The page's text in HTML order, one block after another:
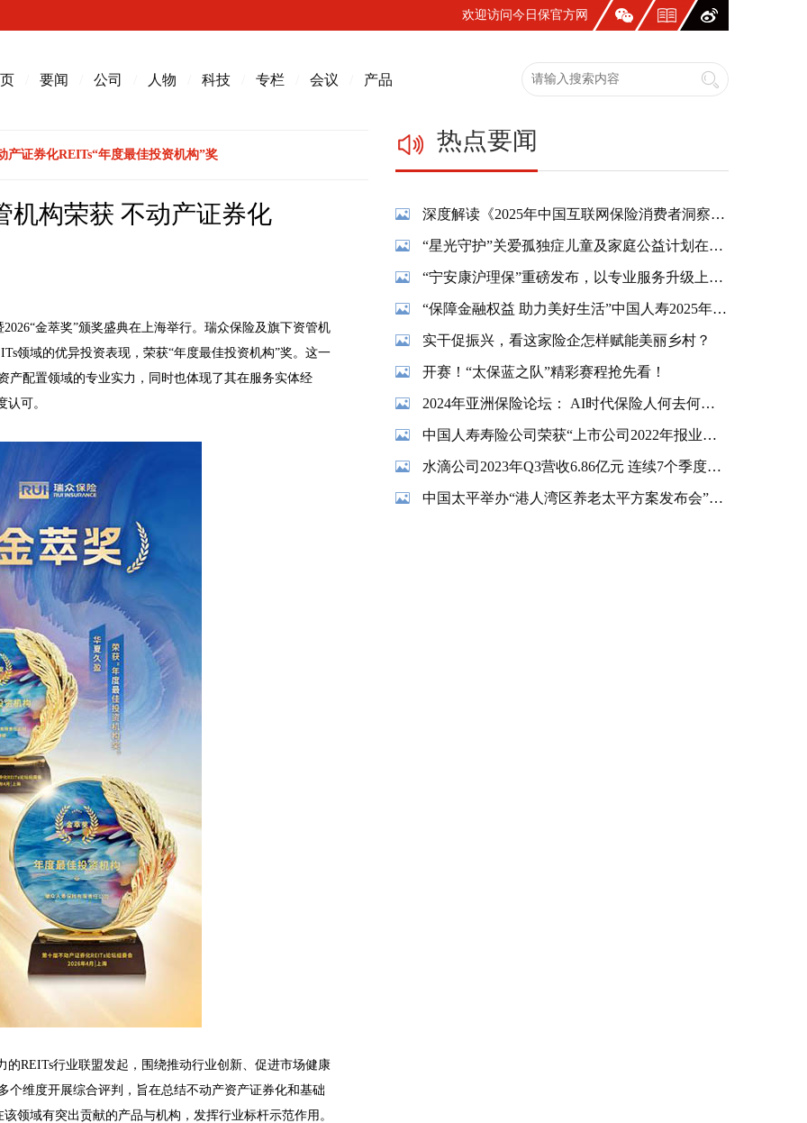
欢迎访问今日保官方网
要闻 公司 人物 科技 专栏 会议 产品
证券化REITs“年度最佳投资机构”奖
机构荣获 不动产证券化
金萃奖”颁奖盛典在上海举行。瑞众保险及旗下资管机
领域的优异投资表现，荣获“年度最佳投资机构”奖。这一
产配置领域的专业实力，同时也体现了其在服务实体经
认可。
的REITs行业联盟发起，围绕推动行业创新、促进市场健康
个维度开展综合评判，旨在总结不动产资产证券化和基础
领域有突出贡献的产品与机构，发挥行业标杆示范作用。
热点要闻
深度解读《2025年中国互联网保险消费者洞察报告》：一张保单，照见国人生活新模样
“星光守护”关爱孤独症儿童及家庭公益计划在蓉温情启幕
“宁安康沪理保”重磅发布，以专业服务升级上海市民养老保障
“保障金融权益 助力美好生活”中国人寿2025年金融教育宣传周活动精彩纷呈
实干促振兴，看这家险企怎样赋能美丽乡村？
开赛！“太保蓝之队”精彩赛程抢先看！
2024年亚洲保险论坛： AI时代保险人何去何从？
中国人寿寿险公司荣获“上市公司2022年报业绩说明会最佳实践”奖项
水滴公司2023年Q3营收6.86亿元 连续7个季度实现盈利
中国太平举办“港人湾区养老太平方案发布会”暨“香港金融交易及服务有限公司揭牌仪式”